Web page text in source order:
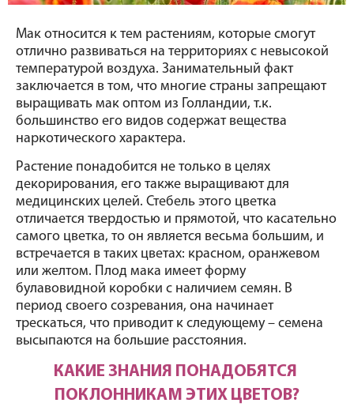
Мак относится к тем растениям, которые смогут
отлично развиваться на территориях с невысокой
температурой воздуха. Занимательный факт
заключается в том, что многие страны запрещают
выращивать мак оптом из Голландии, т.к.
большинство его видов содержат вещества
наркотического характера.
Растение понадобится не только в целях
декорирования, его также выращивают для
медицинских целей. Стебель этого цветка
отличается твердостью и прямотой, что касательно
самого цветка, то он является весьма большим, и
встречается в таких цветах: красном, оранжевом
или желтом. Плод мака имеет форму
булавовидной коробки с наличием семян. В
период своего созревания, она начинает
трескаться, что приводит к следующему – семена
высыпаются на большие расстояния.
КАКИЕ ЗНАНИЯ ПОНАДОБЯТСЯ
ПОКЛОННИКАМ ЭТИХ ЦВЕТОВ?